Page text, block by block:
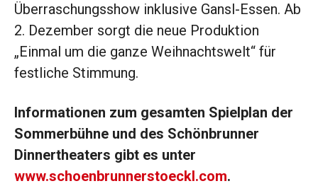
Überraschungsshow inklusive Gansl-Essen. Ab
2. Dezember sorgt die neue Produktion
„Einmal um die ganze Weihnachtswelt“ für
festliche Stimmung.
Informationen zum gesamten Spielplan der
Sommerbühne und des Schönbrunner
Dinnertheaters gibt es unter
www.schoenbrunnerstoeckl.com.